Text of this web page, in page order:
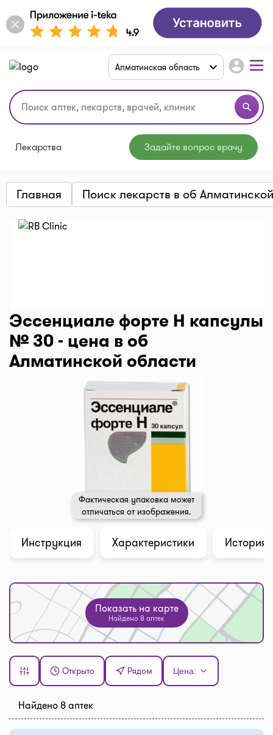
search
Алматинская область account_circle
Лекарства Задайте вопрос врачу
Главная Поиск лекарств в об
Эссенциале форте Н капсулы
№ 30 - цена в об
Алматинской области
Фактическая упаковка может
отличаться от изображения.
Инструкция Характеристики История
Показать на карте
Найдено 8 аптек
Открыто Рядом Цена:
Найдено 8 аптек